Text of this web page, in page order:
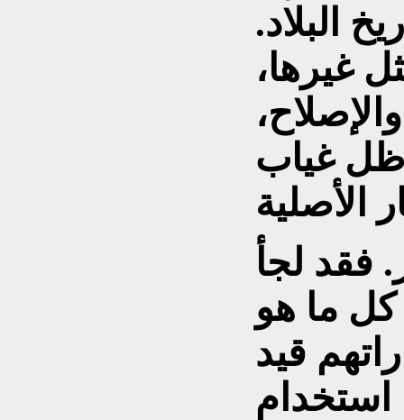
البلاد.
غيرها،
ظل غياب
فقد لجأ
ما هو
قيد